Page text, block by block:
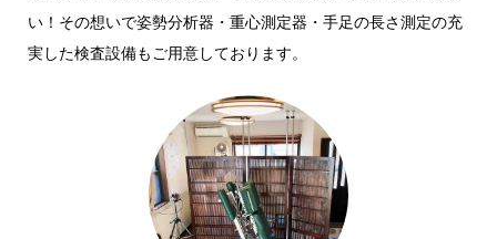
い！その想いで姿勢分析器・重心測定器・手足の長さ測定の充
実した検査設備もご用意しております。